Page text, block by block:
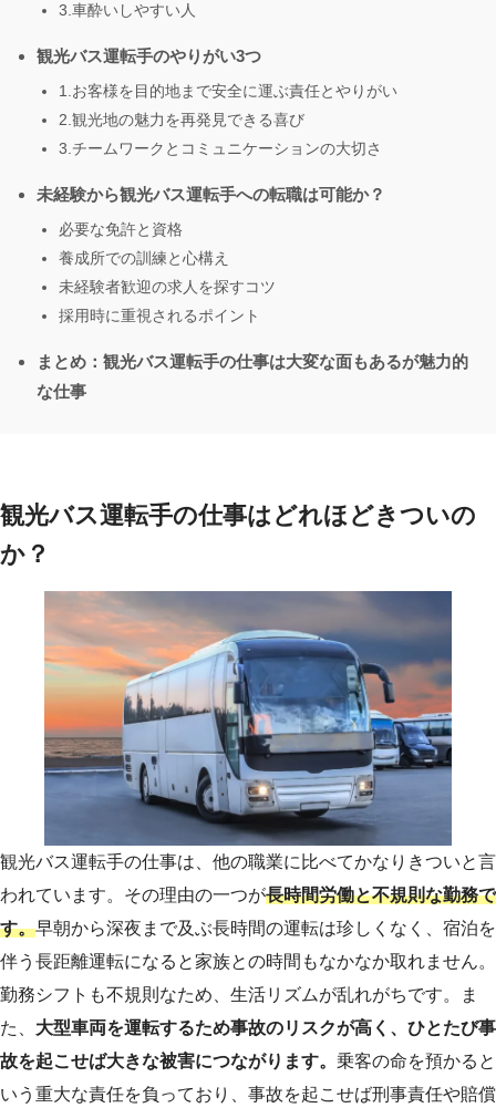
3.車酔いしやすい人
観光バス運転手のやりがい3つ
1.お客様を目的地まで安全に運ぶ責任とやりがい
2.観光地の魅力を再発見できる喜び
3.チームワークとコミュニケーションの大切さ
未経験から観光バス運転手への転職は可能か？
必要な免許と資格
養成所での訓練と心構え
未経験者歓迎の求人を探すコツ
採用時に重視されるポイント
まとめ：観光バス運転手の仕事は大変な面もあるが魅力的
な仕事
観光バス運転手の仕事はどれほどきついの
か？
観光バス運転手の仕事は、他の職業に比べてかなりきついと言
われています。その理由の一つが長時間労働と不規則な勤務で
す。早朝から深夜まで及ぶ長時間の運転は珍しくなく、宿泊を
伴う長距離運転になると家族との時間もなかなか取れません。
勤務シフトも不規則なため、生活リズムが乱れがちです。
ま
た、 大型車両を運転するため事故のリスクが高く、ひとたび事
故を起こせば大きな被害につながります。 乗客の命を預かると
いう重大な責任を負っており、事故を起こせば刑事責任や賠償